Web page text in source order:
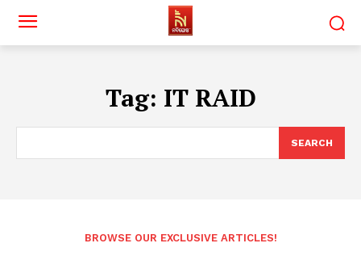
Tag: IT RAID
SEARCH
BROWSE OUR EXCLUSIVE ARTICLES!